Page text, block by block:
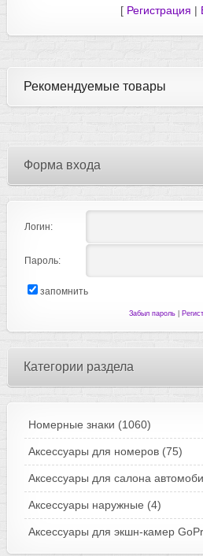
[ Регистрация |
Рекомендуемые товары
Форма входа
Логин:
Пароль:
запомнить
Забыл пароль|
Категории раздела
Номерные знаки (1060)
Аксессуары для номеров (75)
Аксессуары для салона
Аксессуары наружные (4)
Аксессуары для экшн-камер